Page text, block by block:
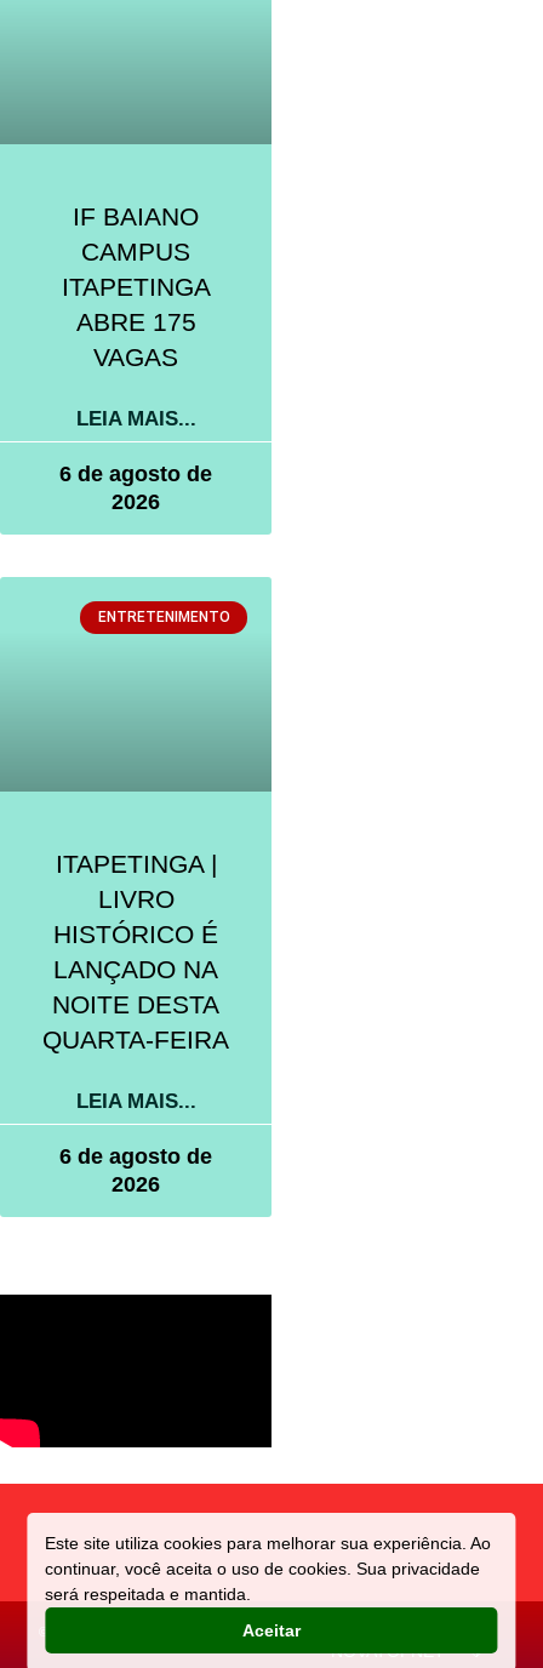
Este site utiliza cookies para melhorar sua experiência. Ao
continuar, você aceita o uso de cookies. Sua privacidade
será respeitada e mantida.
Aceitar
IF BAIANO
CAMPUS
ITAPETINGA
ABRE 175
VAGAS
LEIA MAIS...
6 de agosto de
2026
ENTRETENIMENTO
ITAPETINGA |
LIVRO
HISTÓRICO É
LANÇADO NA
NOITE DESTA
QUARTA-FEIRA
LEIA MAIS...
6 de agosto de
2026
NOVATOPNET ℠ 🔰